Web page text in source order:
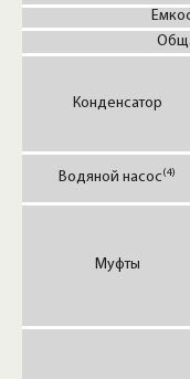
Конденсатор
Водяной насос(4)
Муфты